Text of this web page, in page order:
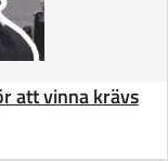
att vinna krävs